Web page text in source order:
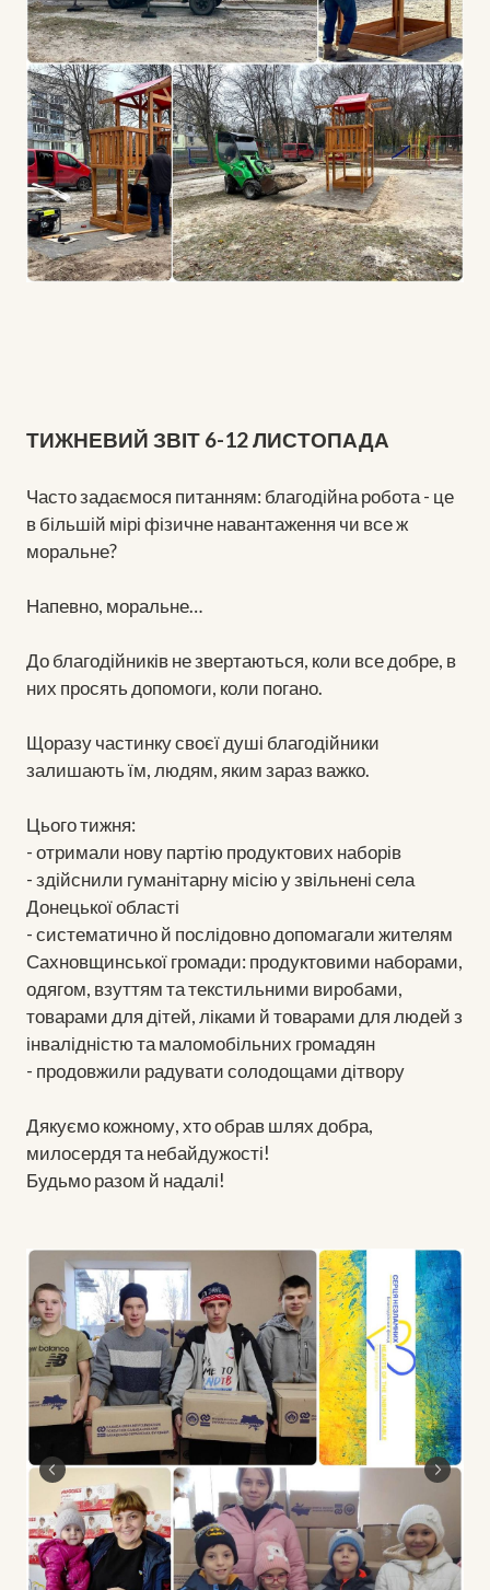
ТИЖНЕВИЙ ЗВІТ 6-12 ЛИСТОПАДА
Часто задаємося питанням: благодійна робота - це
в більшій мірі фізичне навантаження чи все ж
моральне?
Напевно, моральне…
До благодійників не звертаються, коли все добре, в
них просять допомоги, коли погано.
Щоразу частинку своєї душі благодійники
залишають їм, людям, яким зараз важко.
Цього тижня:
- отримали нову партію продуктових наборів
- здійснили гуманітарну місію у звільнені села
Донецької області
- систематично й послідовно допомагали жителям
Сахновщинської громади: продуктовими наборами,
одягом, взуттям та текстильними виробами,
товарами для дітей, ліками й товарами для людей з
інвалідністю та маломобільних громадян
- продовжили радувати солодощами дітвору
Дякуємо кожному, хто обрав шлях добра,
милосердя та небайдужості!
Будьмо разом й надалі!